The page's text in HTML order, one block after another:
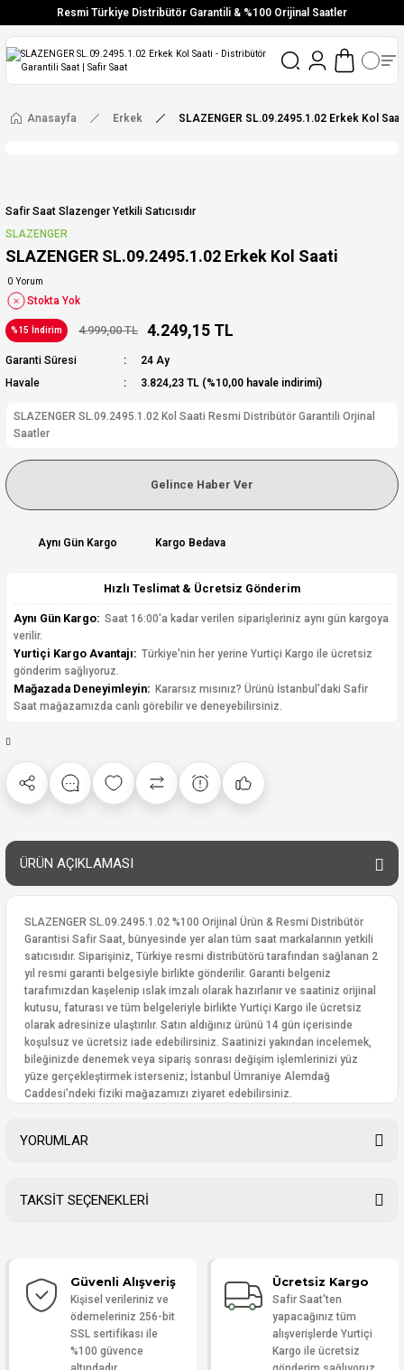
Resmi Türkiye Distribütör Garantili & %100 Orijinal Saatler
Vade Farksız 6 Taksit
Ücretsiz Kargo
Anasayfa Erkek SLAZENGER SL.09.2495.1.02 Erkek Kol
Safir Saat Slazenger Yetkili Satıcısıdır
SLAZENGER
SLAZENGER SL.09.2495.1.02 Erkek Kol Saati
0 Yorum
Stokta Yok
%15 İndirim 4.999,00 TL 4.249,15 TL
Garanti Süresi
24 Ay
Havale
3.824,23 TL (%10,00 havale indirimi)
SLAZENGER SL.09.2495.1.02 Kol Saati Resmi Distribütör Garantili Orjinal
Saatler
Gelince Haber Ver
Aynı Gün Kargo Kargo Bedava
Hızlı Teslimat & Ücretsiz Gönderim
Aynı Gün Kargo: Saat 16:00'a kadar verilen siparişleriniz aynı gün kargoya
verilir.
Yurtiçi Kargo Avantajı: Türkiye'nin her yerine Yurtiçi Kargo ile ücretsiz
gönderim sağlıyoruz.
Mağazada Deneyimleyin: Kararsız mısınız? Ürünü İstanbul'daki Safir
Saat mağazamızda canlı görebilir ve deneyebilirsiniz.
ÜRÜN AÇIKLAMASI
SLAZENGER SL.09.2495.1.02 %100 Orijinal Ürün & Resmi Distribütör
Garantisi Safir Saat, bünyesinde yer alan tüm saat markalarının yetkili
satıcısıdır. Siparişiniz, Türkiye resmi distribütörü tarafından sağlanan 2
yıl resmi garanti belgesiyle birlikte gönderilir. Garanti belgeniz
tarafımızdan kaşelenip ıslak imzalı olarak hazırlanır ve saatiniz orijinal
kutusu, faturası ve tüm belgeleriyle birlikte Yurtiçi Kargo ile ücretsiz
olarak adresinize ulaştırılır. Satın aldığınız ürünü 14 gün içerisinde
koşulsuz ve ücretsiz iade edebilirsiniz. Saatinizi yakından incelemek,
bileğinizde denemek veya sipariş sonrası değişim işlemlerinizi yüz
yüze gerçekleştirmek isterseniz; İstanbul Ümraniye Alemdağ
Caddesi’ndeki fiziki mağazamızı ziyaret edebilirsiniz.
YORUMLAR
Yorum Yaz
TAKSİT SEÇENEKLERİ
Güvenli Alışveriş
Kişisel verileriniz ve
ödemeleriniz 256-bit
SSL sertifikası ile
%100 güvence
Ücretsiz Kargo
Safir Saat'ten
yapacağınız tüm
alışverişlerde Yurtiçi
Kargo ile ücretsiz